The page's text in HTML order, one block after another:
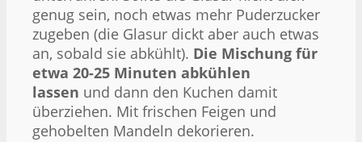
genug sein, noch etwas mehr Puderzucker
zugeben (die Glasur dickt aber auch etwas
an, sobald sie abkühlt). Die Mischung für
etwa 20-25 Minuten abkühlen
lassen und dann den Kuchen damit
überziehen. Mit frischen Feigen und
gehobelten Mandeln dekorieren.